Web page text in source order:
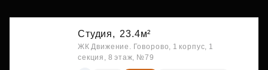
Студия, 23.4м²
ЖК Движение. Говорово, 1 корпус, 1
секция, 8 этаж, №79